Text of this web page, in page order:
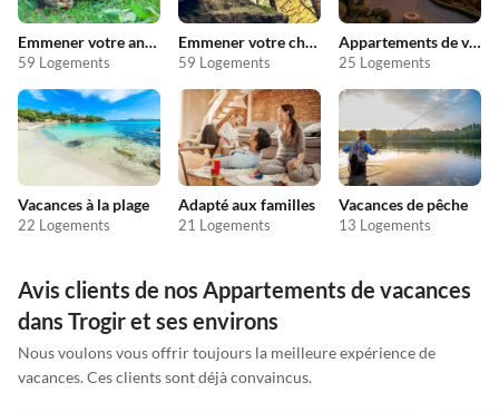
Emmener votre animal en vacances
59 Logements
Emmener votre chien en vacances
59 Logements
Appartements de vacances pas chers
25 Logements
Vacances à la plage
22 Logements
Adapté aux familles
21 Logements
Vacances de pêche
13 Logements
Avis clients de nos Appartements de vacances
dans Trogir et ses environs
Nous voulons vous offrir toujours la meilleure expérience de
vacances. Ces clients sont déjà convaincus.